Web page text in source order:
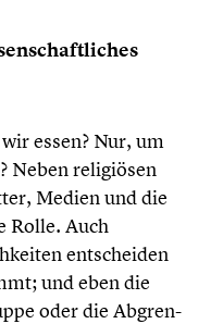
essen? Nur, um
Neben religiö­sen
Medien und die
Rolle. Auch
entschei­den
und eben die
oder die Abgren­